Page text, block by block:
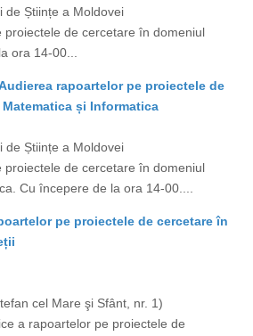
de Științe a Moldovei
proiectele de cercetare în domeniul
ora 14-00...
rapoartelor pe proiectele de
și Informatica
de Științe a Moldovei
proiectele de cercetare în domeniul
Cu începere de la ora 14-00....
pe proiectele de cercetare în
cel Mare şi Sfânt, nr. 1)
a rapoartelor pe proiectele de